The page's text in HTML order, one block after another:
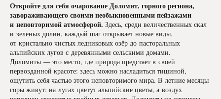
Откройте для себя очарование Доломит, горного региона,
завораживающего своими необыкновенными пейзажами
и неповторимой атмосферой. Здесь, среди величественных скал
и зеленых долин, каждый шаг открывает новые виды,
от кристально чистых ледниковых озёр до пасторальных
альпийских лугов с деревянными сельскими домами.
Доломиты — это место, где природа предстает в своей
первозданной красоте: здесь можно насладиться тишиной,
ощутить себя частью этого неповторимого мира. В летние месяцы
горы живут: на лугах цветут альпийские цветы, а воздух